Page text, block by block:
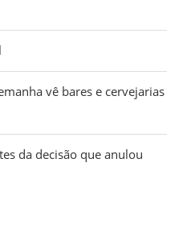
vê bares e cervejarias
da decisão que anulou